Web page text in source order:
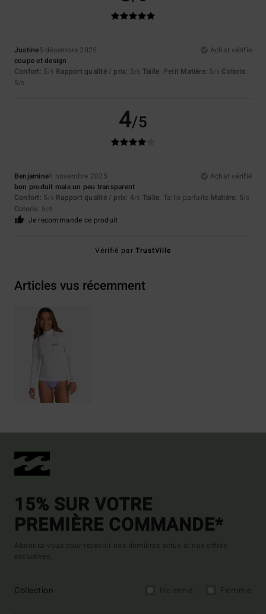
Justine5 décembre 2025
Achat vérifié
coupe et design
Confort: 5/5 Rapport qualité / prix: 5/5 Taille: Petit Matière: 5 /5 Coloris:
5/5
4/5
Benjamine1 novembre 2025
Achat vérifié
bon produit mais un peu transparent
Confort: 5/5 Rapport qualité / prix: 4/5 Taille: Taille parfaite Matière: 5/5
Coloris: 5/5
Je recommande ce produit
Vérifié parTrustVille
Articles vus récemment
15% SUR VOTRE
PREMIÈRE COMMANDE*
Abonnez-vous pour recevoir nos dernières actus et nos offres
exclusives.
Collection